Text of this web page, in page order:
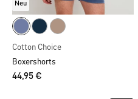
Neu
Cotton Choice
Boxershorts
44,95 €